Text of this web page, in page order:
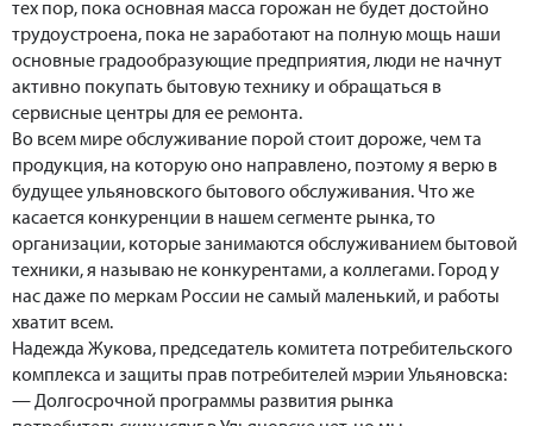
тех пор, пока основная масса горожан не будет достойно
трудоустроена, пока не заработают на полную мощь наши
основные градообразующие предприятия, люди не начнут
активно покупать бытовую технику и обращаться в
сервисные центры для ее ремонта.
Во всем мире обслуживание порой стоит дороже, чем та
продукция, на которую оно направлено, поэтому я верю в
будущее ульяновского бытового обслуживания. Что же
касается конкуренции в нашем сегменте рынка, то
организации, которые занимаются обслуживанием бытовой
техники, я называю не конкурентами, а коллегами. Город у
нас даже по меркам России не самый маленький, и работы
хватит всем.
Надежда Жукова, председатель комитета потребительского
комплекса и защиты прав потребителей мэрии Ульяновска:
— Долгосрочной программы развития рынка